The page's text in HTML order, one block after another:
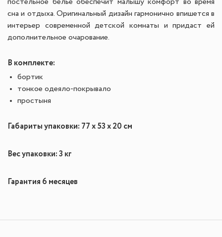
постельное белье обеспечит малышу комфорт во время
сна и отдыха. Оригинальный дизайн гармонично впишется в
интерьер современной детской комнаты и придаст ей
дополнительное очарование.
В комплекте:
бортик
тонкое одеяло-покрывало
простыня
Габариты упаковки: 77 х 53 х 20 см
Вес упаковки: 3 кг
Гарантия 6 месяцев